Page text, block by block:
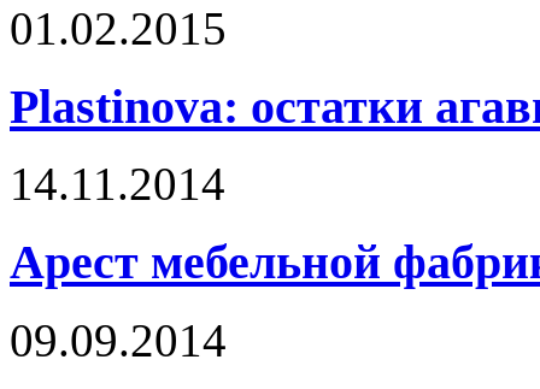
01.02.2015
Plastinova: остатки
14.11.2014
Арест мебельной
09.09.2014